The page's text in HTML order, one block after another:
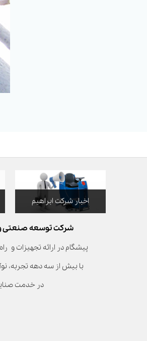
اخبار شرکت ابراهیم
شرکت توسعه صنعتی و
پیشگام در ارائه تجهیزات و
با بیش از سه دهه تجربه،
در خدمت